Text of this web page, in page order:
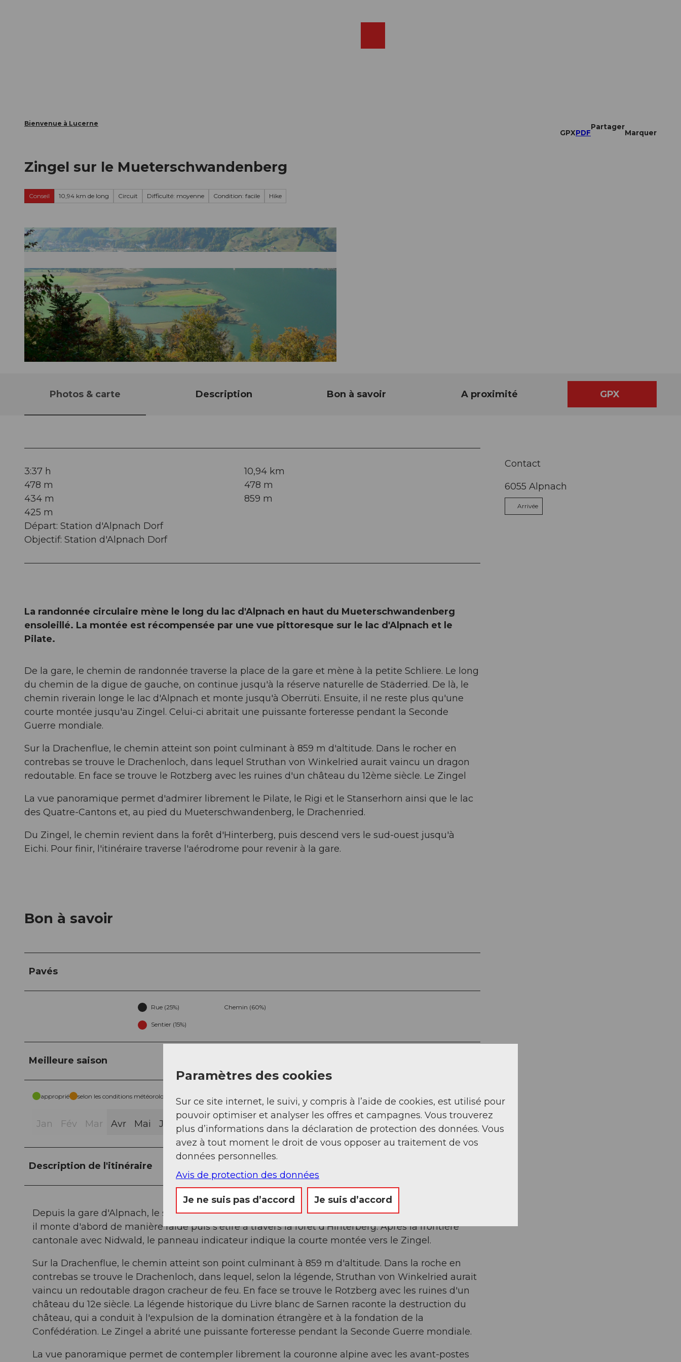
Bienvenue à Lucerne
GPXPDF
Partager
Marquer
Zingel sur le Mueterschwandenberg
Conseil 10,94 km de long Circuit Difficulté: moyenne Condition: facile Hike
Photos & carte Description Bon à savoir A proximité GPX
3:37 h
10,94 km
478 m
478 m
434 m
859 m
425 m
Départ: Station d'Alpnach Dorf
Objectif: Station d'Alpnach Dorf
La randonnée circulaire mène le long du lac d'Alpnach en haut du Mueterschwandenberg
ensoleillé. La montée est récompensée par une vue pittoresque sur le lac d'Alpnach et le
Pilate.
De la gare, le chemin de randonnée traverse la place de la gare et mène à la petite Schliere. Le long
du chemin de la digue de gauche, on continue jusqu'à la réserve naturelle de Städerried. De là, le
chemin riverain longe le lac d'Alpnach et monte jusqu'à Oberrüti. Ensuite, il ne reste plus qu'une
courte montée jusqu'au Zingel. Celui-ci abritait une puissante forteresse pendant la Seconde
Guerre mondiale.
Sur la Drachenflue, le chemin atteint son point culminant à 859 m d'altitude. Dans le rocher en
contrebas se trouve le Drachenloch, dans lequel Struthan von Winkelried aurait vaincu un dragon
redoutable. En face se trouve le Rotzberg avec les ruines d'un château du 12ème siècle. Le Zingel
La vue panoramique permet d'admirer librement le Pilate, le Rigi et le Stanserhorn ainsi que le lac
des Quatre-Cantons et, au pied du Mueterschwandenberg, le Drachenried.
Du Zingel, le chemin revient dans la forêt d'Hinterberg, puis descend vers le sud-ouest jusqu'à
Eichi. Pour finir, l'itinéraire traverse l'aérodrome pour revenir à la gare.
Bon à savoir
Pavés
Rue (25%) Chemin (60%)
Sentier (15%)
Meilleure saison
approprié selon les conditions météorologiques
Jan Fév Mar Avr Mai Jui Jui Aoû Sep Nov Déc
Description de l'itinéraire
Depuis la gare d'Alpnach, le sentier de randonnée traverse l'aérodrome militaire jusqu'à Eichi, où
il monte d'abord de manière raide puis s'étire à travers la forêt d'Hinterberg. Après la frontière
cantonale avec Nidwald, le panneau indicateur indique la courte montée vers le Zingel.
Sur la Drachenflue, le chemin atteint son point culminant à 859 m d'altitude. Dans la roche en
contrebas se trouve le Drachenloch, dans lequel, selon la légende, Struthan von Winkelried aurait
vaincu un redoutable dragon cracheur de feu. En face se trouve le Rotzberg avec les ruines d'un
château du 12e siècle. La légende historique du Livre blanc de Sarnen raconte la destruction du
château, qui a conduit à l'expulsion de la domination étrangère et à la fondation de la
Confédération. Le Zingel a abrité une puissante forteresse pendant la Seconde Guerre mondiale.
La vue panoramique permet de contempler librement la couronne alpine avec les avant-postes
Contact
6055 Alpnach
Arrivée
Paramètres des cookies
Sur ce site internet, le suivi, y compris à l’aide de cookies, est utilisé pour
pouvoir optimiser et analyser les offres et campagnes. Vous trouverez
plus d’informations dans la déclaration de protection des données. Vous
avez à tout moment le droit de vous opposer au traitement de vos
données personnelles.
Avis de protection des données
Je ne suis pas d’accord Je suis d’accord